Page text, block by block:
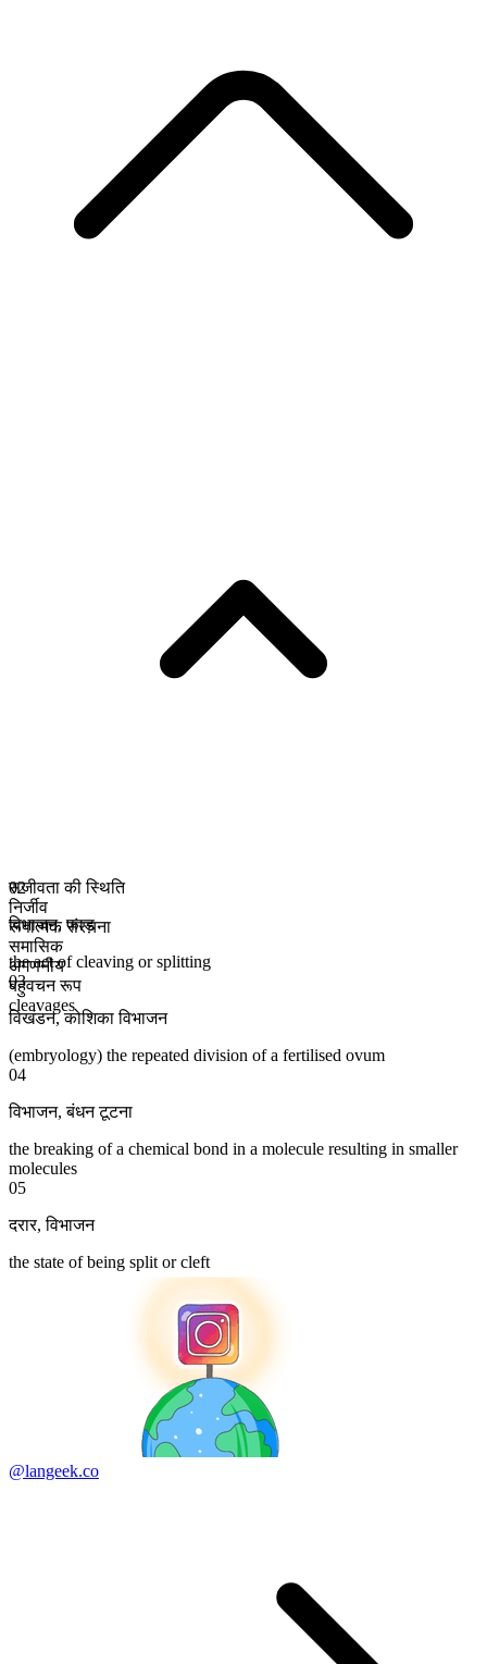
सजीवता की स्थिति
निर्जीव
रूपात्मक संरचना
समासिक
अगणनीय
बहुवचन रूप
cleavages
02
विभाजन,फाड़
the act of cleaving or splitting
03
विखंडन,कोशिका विभाजन
(embryology) the repeated division of a fertilised ovum
04
विभाजन,बंधन टूटना
the breaking of a chemical bond in a molecule resulting in smaller
molecules
05
दरार,विभाजन
the state of being split or cleft
@langeek.co